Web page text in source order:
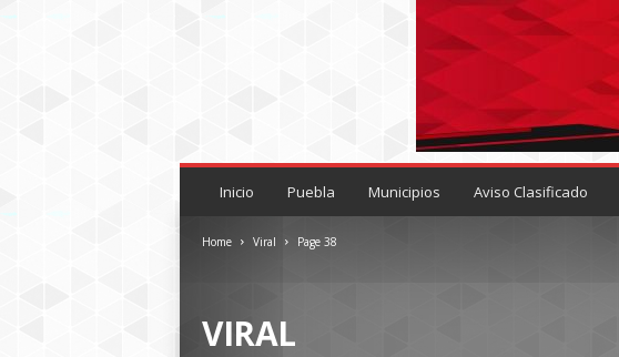
P
Inicio Puebla Municipios Aviso Clasificado
Home Viral Page 38
VIRAL